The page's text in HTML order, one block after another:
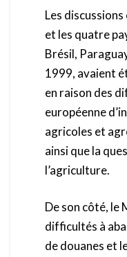
Les
et les quatre
Brésil,
1999, avaient
en raison des
européenne
agricoles et
ainsi que la
l’agriculture.
De son côté, le
difficultés à
de douanes et